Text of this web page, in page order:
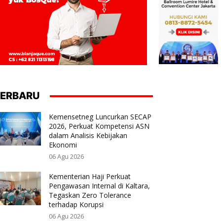
Kemensetneg Luncurkan SECAP
2026, Perkuat Kompetensi ASN
dalam Analisis Kebijakan
Ekonomi
06 Agu 2026
Kementerian Haji Perkuat
Pengawasan Internal di Kaltara,
Tegaskan Zero Tolerance
terhadap Korupsi
06 Agu 2026